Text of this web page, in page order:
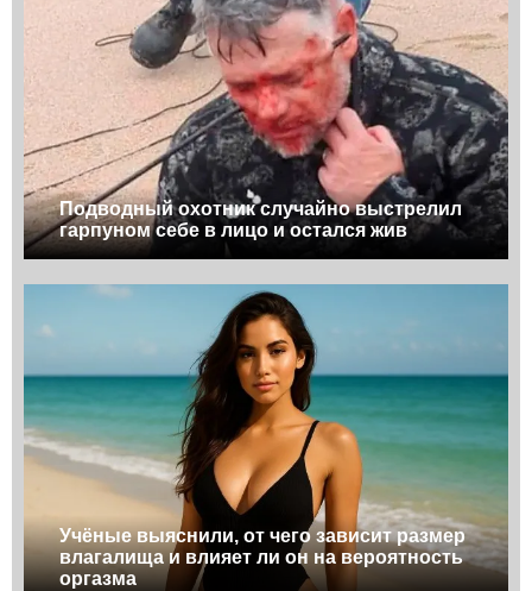
Подводный охотник случайно выстрелил
гарпуном себе в лицо и остался жив
Учёные выяснили, от чего зависит размер
влагалища и влияет ли он на вероятность
оргазма